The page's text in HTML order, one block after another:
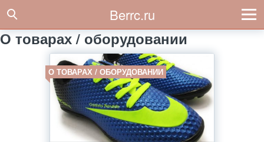
Berrc.ru
О товарах / оборудовании
О ТОВАРАХ / ОБОРУДОВАНИИ